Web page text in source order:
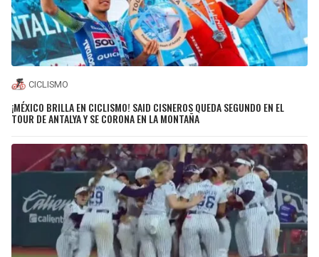
CICLISMO
¡MÉXICO BRILLA EN CICLISMO! SAID CISNEROS QUEDA SEGUNDO EN EL
TOUR DE ANTALYA Y SE CORONA EN LA MONTAÑA